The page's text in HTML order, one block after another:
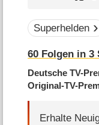
Superhelden
60 Folgen in3
Deutsche TV-
Original-TV-
Erhalte